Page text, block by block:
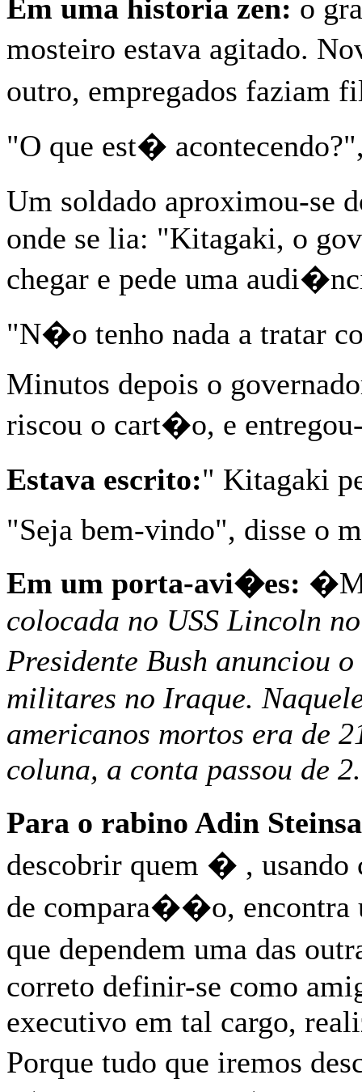
Em uma historia zen: o
mosteiro estava agitado.
outro, empregados faziam
"O que est�
Um soldado aproximou-se
onde se lia: "Kitagaki, o
chegar e pede uma
"N�o tenho nada a tratar
Minutos depois o
riscou o cart�o, e
Estava escrito:" Kitagaki
"Seja bem-vindo", disse o
Em um porta-avi�es:
colocada no USS Lincoln
Presidente Bush anunciou
militares no Iraque.
americanos mortos era de
coluna, a conta passou de
Para o rabino Adin
descobrir quem � ,
de compara��o, encontra
que dependem uma das
correto definir-se como
executivo em tal cargo,
Porque tudo que iremos